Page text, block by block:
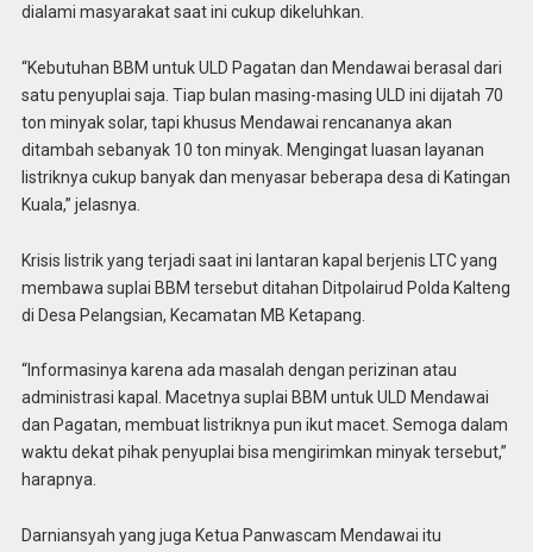
dialami masyarakat saat ini cukup dikeluhkan.
“Kebutuhan BBM untuk ULD Pagatan dan Mendawai berasal dari
satu penyuplai saja. Tiap bulan masing-masing ULD ini dijatah 70
ton minyak solar, tapi khusus Mendawai rencananya akan
ditambah sebanyak 10 ton minyak. Mengingat luasan layanan
listriknya cukup banyak dan menyasar beberapa desa di Katingan
Kuala,” jelasnya.
Krisis listrik yang terjadi saat ini lantaran kapal berjenis LTC yang
membawa suplai BBM tersebut ditahan Ditpolairud Polda Kalteng
di Desa Pelangsian, Kecamatan MB Ketapang.
“Informasinya karena ada masalah dengan perizinan atau
administrasi kapal. Macetnya suplai BBM untuk ULD Mendawai
dan Pagatan, membuat listriknya pun ikut macet. Semoga dalam
waktu dekat pihak penyuplai bisa mengirimkan minyak tersebut,”
harapnya.
Darniansyah yang juga Ketua Panwascam Mendawai itu